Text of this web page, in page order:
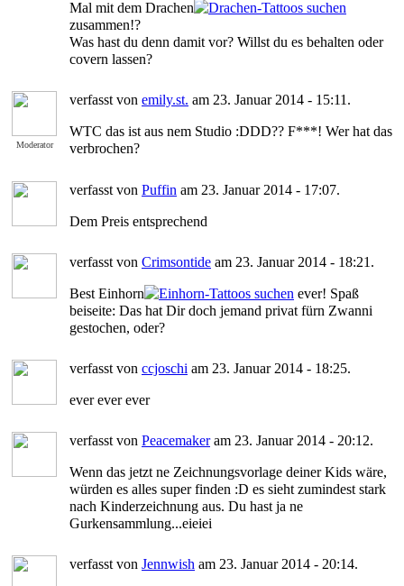
Mal mit dem Drachen
zusammen!?
Was hast du denn damit vor? Willst du es behalten oder
covern lassen?
Moderator
verfasst von emily.st. am 23. Januar 2014 - 15:11.
WTC das ist aus nem Studio :DDD?? F***! Wer hat das
verbrochen?
verfasst von Puffin am 23. Januar 2014 - 17:07.
Dem Preis entsprechend
verfasst von Crimsontide am 23. Januar 2014 - 18:21.
Best Einhorn
ever! Spaß
beiseite: Das hat Dir doch jemand privat fürn Zwanni
gestochen, oder?
verfasst von ccjoschi am 23. Januar 2014 - 18:25.
ever ever ever
verfasst von Peacemakeram 23. Januar 2014 - 20:12.
Wenn das jetzt ne Zeichnungsvorlage deiner Kids wäre,
würden es alles super finden :D es sieht zumindest stark
nach Kinderzeichnung aus. Du hast ja ne
Gurkensammlung...eieiei
verfasst von Jennwish am 23. Januar 2014 - 20:14.